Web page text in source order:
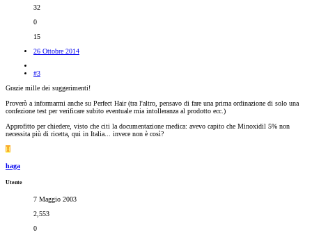
32
0
15
26 Ottobre 2014
#3
Grazie mille dei suggerimenti!
Proverò a informarmi anche su Perfect Hair (tra l'altro, pensavo di fare una prima ordinazione di solo una
confezione test per verificare subito eventuale mia intolleranza al prodotto ecc.)
Approfitto per chiedere, visto che citi la documentazione medica: avevo capito che Minoxidil 5% non
necessita più di ricetta, qui in Italia... invece non è così?
H
haga
Utente
7 Maggio 2003
2,553
0